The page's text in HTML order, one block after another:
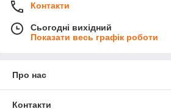
Контакти
Сьогодні вихідний
Показати весь графік роботи
Про нас
Контакти